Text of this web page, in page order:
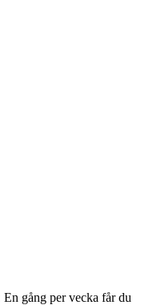
gång per vecka får du